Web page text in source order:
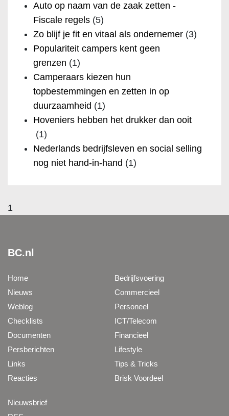
Auto op naam van de zaak zetten -
Fiscale regels (5)
Zo blijf je fit en vitaal als ondernemer (3)
Populariteit campers kent geen
grenzen (1)
Camperaars kiezen hun
topbestemmingen en zetten in op
duurzaamheid (1)
Hoveniers hebben het drukker dan ooit
(1)
Nederlands bedrijfsleven en social selling
nog niet hand-in-hand (1)
1
BC.nl
Home
Nieuws
Weblog
Checklists
Documenten
Persberichten
Links
Reacties
Bedrijfsvoering
Commercieel
Personeel
ICT/Telecom
Financieel
Lifestyle
Tips & Tricks
Brisk Voordeel
Nieuwsbrief